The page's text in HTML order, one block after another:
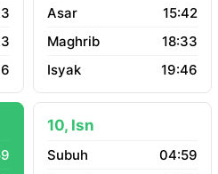
15:42
18:33
19:46
10, Isn
04:59